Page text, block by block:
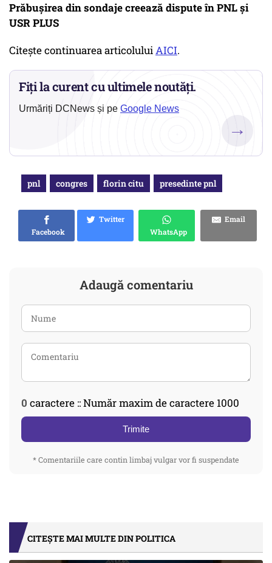
Prăbușirea din sondaje creează dispute în PNL și
USR PLUS
Citește continuarea articoluluiAICI.
Fiți la curent cu ultimele noutăți.
Urmăriți DCNews și pe Google News
→
pnl congres florin citu presedinte pnl
Facebook
Twitter
WhatsApp
Email
Adaugă comentariu
0 caractere :: Număr maxim de caractere 1000
Trimite
* Comentariile care contin limbaj vulgar vor fi suspendate
CITEȘTE MAI MULTE DIN POLITICA